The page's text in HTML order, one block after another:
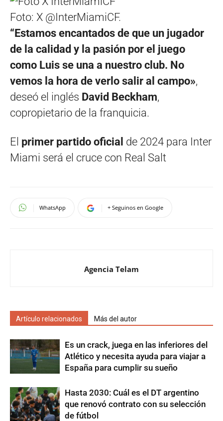
Foto: X @InterMiamiCF.
“Estamos encantados de que un jugador
de la calidad y la pasión por el juego
como Luis se una a nuestro club. No
vemos la hora de verlo salir al campo»,
deseó el inglés David Beckham,
copropietario de la franquicia.
El primer partido oficial de 2024 para Inter
Miami será el cruce con Real Salt
WhatsApp + Seguinos en Google
Agencia Telam
Artículo relacionados Más del autor
Es un crack, juega en las inferiores del
Atlético y necesita ayuda para viajar a
España para cumplir su sueño
Hasta 2030: Cuál es el DT argentino
que renovó contrato con su selección
de fútbol